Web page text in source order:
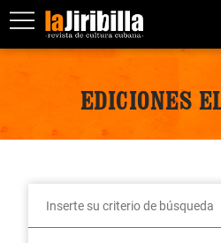
EDICIONES